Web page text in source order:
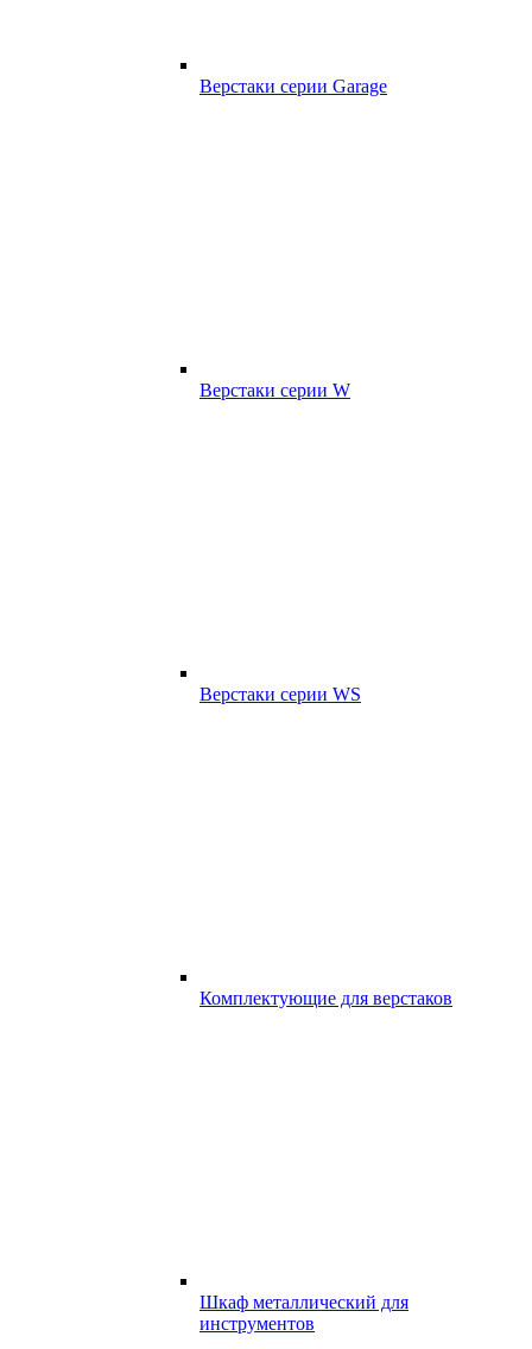
Верстаки серии Garage
Верстаки серии W
Верстаки серии WS
Комплектующие для верстаков
Шкаф металлический для
инструментов